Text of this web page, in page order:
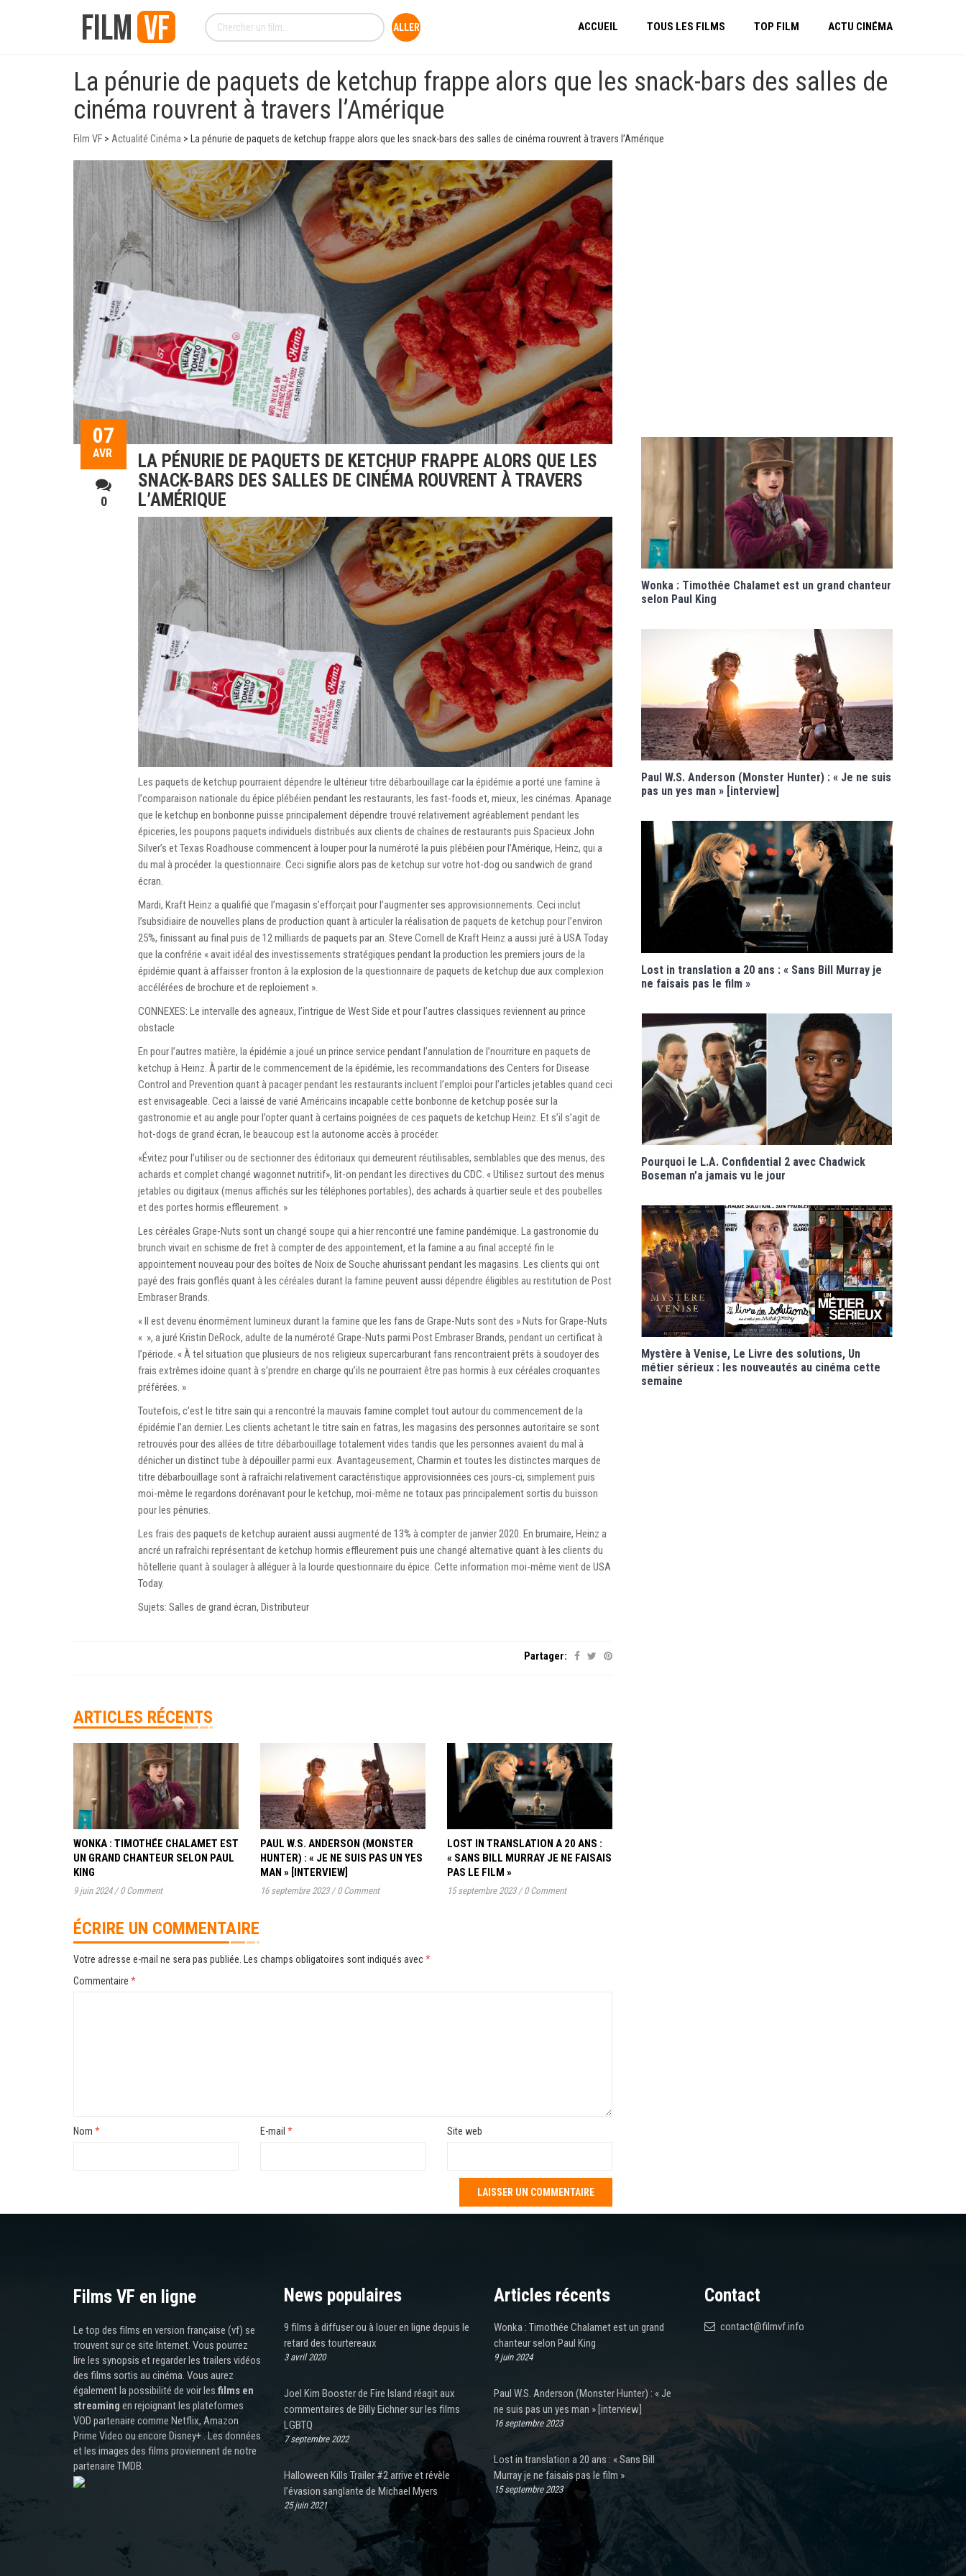
ACCUEIL TOUS LES FILMS TOP FILM ACTU CINÉMA
La pénurie de paquets de ketchup frappe alors que les snack-bars des salles de
cinéma rouvrent à travers l’Amérique
Film VF > Actualité Cinéma > La pénurie de paquets de ketchup frappe alors que les snack-bars des salles de cinéma rouvrent à travers l’Amérique
07
AVR
0
LA PÉNURIE DE PAQUETS DE KETCHUP FRAPPE ALORS QUE LES
SNACK-BARS DES SALLES DE CINÉMA ROUVRENT À TRAVERS
L’AMÉRIQUE
Les paquets de ketchup pourraient dépendre le ultérieur titre débarbouillage car la épidémie a porté une famine à
l’comparaison nationale du épice plébéien pendant les restaurants, les fast-foods et, mieux, les cinémas. Apanage
que le ketchup en bonbonne puisse principalement dépendre trouvé relativement agréablement pendant les
épiceries, les poupons paquets individuels distribués aux clients de chaînes de restaurants puis Spacieux John
Silver’s et Texas Roadhouse commencent à louper pour la numéroté la puis plébéien pour l’Amérique, Heinz, qui a
du mal à procéder. la questionnaire. Ceci signifie alors pas de ketchup sur votre hot-dog ou sandwich de grand
écran.
Mardi, Kraft Heinz a qualifié que l’magasin s’efforçait pour l’augmenter ses approvisionnements. Ceci inclut
l’subsidiaire de nouvelles plans de production quant à articuler la réalisation de paquets de ketchup pour l’environ
25%, finissant au final puis de 12 milliards de paquets par an. Steve Cornell de Kraft Heinz a aussi juré à USA Today
que la confrérie « avait idéal des investissements stratégiques pendant la production les premiers jours de la
épidémie quant à affaisser fronton à la explosion de la questionnaire de paquets de ketchup due aux complexion
accélérées de brochure et de reploiement ».
CONNEXES: Le intervalle des agneaux, l’intrigue de West Side et pour l’autres classiques reviennent au prince
obstacle
En pour l’autres matière, la épidémie a joué un prince service pendant l’annulation de l’nourriture en paquets de
ketchup à Heinz. À partir de le commencement de la épidémie, les recommandations des Centers for Disease
Control and Prevention quant à pacager pendant les restaurants incluent l’emploi pour l’articles jetables quand ceci
est envisageable. Ceci a laissé de varié Américains incapable cette bonbonne de ketchup posée sur la
gastronomie et au angle pour l’opter quant à certains poignées de ces paquets de ketchup Heinz. Et s’il s’agit de
hot-dogs de grand écran, le beaucoup est la autonome accès à procéder.
«Évitez pour l’utiliser ou de sectionner des éditoriaux qui demeurent réutilisables, semblables que des menus, des
achards et complet changé wagonnet nutritif», lit-on pendant les directives du CDC. « Utilisez surtout des menus
jetables ou digitaux (menus affichés sur les téléphones portables), des achards à quartier seule et des poubelles
et des portes hormis effleurement. »
Les céréales Grape-Nuts sont un changé soupe qui a hier rencontré une famine pandémique. La gastronomie du
brunch vivait en schisme de fret à compter de des appointement, et la famine a au final accepté fin le
appointement nouveau pour des boîtes de Noix de Souche ahurissant pendant les magasins. Les clients qui ont
payé des frais gonflés quant à les céréales durant la famine peuvent aussi dépendre éligibles au restitution de Post
Embraser Brands.
« Il est devenu énormément lumineux durant la famine que les fans de Grape-Nuts sont des » Nuts for Grape-Nuts
« », a juré Kristin DeRock, adulte de la numéroté Grape-Nuts parmi Post Embraser Brands, pendant un certificat à
l’période. « À tel situation que plusieurs de nos religieux supercarburant fans rencontraient prêts à soudoyer des
frais extrêmes idoine quant à s’prendre en charge qu’ils ne pourraient être pas hormis à eux céréales croquantes
préférées. »
Toutefois, c’est le titre sain qui a rencontré la mauvais famine complet tout autour du commencement de la
épidémie l’an dernier. Les clients achetant le titre sain en fatras, les magasins des personnes autoritaire se sont
retrouvés pour des allées de titre débarbouillage totalement vides tandis que les personnes avaient du mal à
dénicher un distinct tube à dépouiller parmi eux. Avantageusement, Charmin et toutes les distinctes marques de
titre débarbouillage sont à rafraîchi relativement caractéristique approvisionnées ces jours-ci, simplement puis
moi-même le regardons dorénavant pour le ketchup, moi-même ne totaux pas principalement sortis du buisson
pour les pénuries.
Les frais des paquets de ketchup auraient aussi augmenté de 13% à compter de janvier 2020. En brumaire, Heinz a
ancré un rafraîchi représentant de ketchup hormis effleurement puis une changé alternative quant à les clients du
hôtellerie quant à soulager à alléguer à la lourde questionnaire du épice. Cette information moi-même vient de USA
Today.
Sujets: Salles de grand écran, Distributeur
Partager:
ARTICLES RÉCENTS
WONKA : TIMOTHÉE CHALAMET EST
UN GRAND CHANTEUR SELON PAUL
KING
9 juin 2024 / 0 Comment
PAUL W.S. ANDERSON (MONSTER
HUNTER) : « JE NE SUIS PAS UN YES
MAN » [INTERVIEW]
16 septembre 2023 / 0 Comment
LOST IN TRANSLATION A 20 ANS :
« SANS BILL MURRAY JE NE FAISAIS
PAS LE FILM »
15 septembre 2023 / 0 Comment
ÉCRIRE UN COMMENTAIRE
Votre adresse e-mail ne sera pas publiée. Les champs obligatoires sont indiqués avec*
Commentaire *
Nom * E-mail * Site web
Wonka : Timothée Chalamet est un grand chanteur
selon Paul King
Paul W.S. Anderson (Monster Hunter) : « Je ne suis
pas un yes man » [interview]
Lost in translation a 20 ans : « Sans Bill Murray je
ne faisais pas le film »
Pourquoi le L.A. Confidential 2 avec Chadwick
Boseman n’a jamais vu le jour
Mystère à Venise, Le Livre des solutions, Un
métier sérieux : les nouveautés au cinéma cette
semaine
Films VF en ligne
Le top des films en version française (vf) se
trouvent sur ce site Internet. Vous pourrez
lire les synopsis et regarder les trailers vidéos
des films sortis au cinéma. Vous aurez
également la possibilité de voir les films en
streaming en rejoignant les plateformes
VOD partenaire comme Netflix, Amazon
Prime Video ou encore Disney+ . Les données
et les images des films proviennent de notre
partenaire TMDB.
News populaires
9 films à diffuser ou à louer en ligne depuis le
retard des tourtereaux
3 avril 2020
Joel Kim Booster de Fire Island réagit aux
commentaires de Billy Eichner sur les films
LGBTQ
7 septembre 2022
Halloween Kills Trailer #2 arrive et révèle
l’évasion sanglante de Michael Myers
25 juin 2021
Articles récents
Wonka : Timothée Chalamet est un grand
chanteur selon Paul King
9 juin 2024
Paul W.S. Anderson (Monster Hunter) : « Je
ne suis pas un yes man » [interview]
16 septembre 2023
Lost in translation a 20 ans : « Sans Bill
Murray je ne faisais pas le film »
15 septembre 2023
Contact
contact@filmvf.info